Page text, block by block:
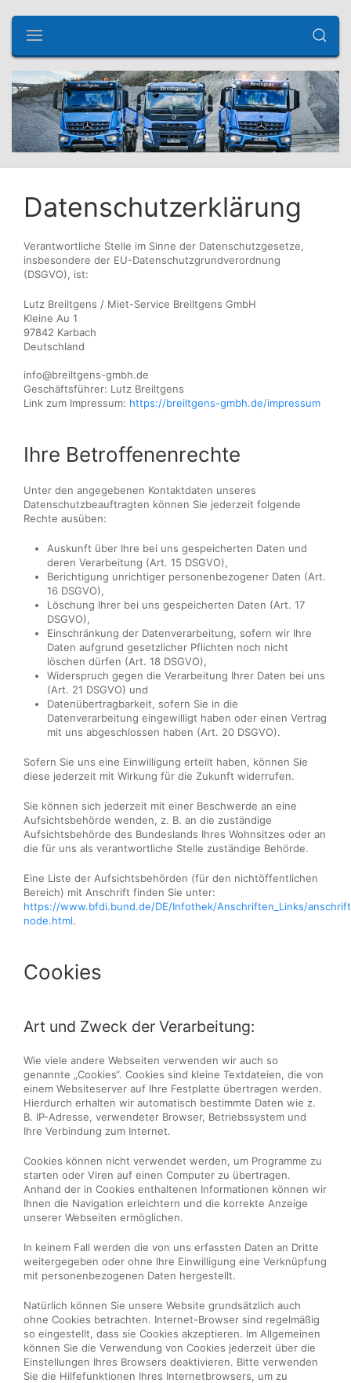
Datenschutzerklärung
Verantwortliche Stelle im Sinne der Datenschutzgesetze,
insbesondere der EU-Datenschutzgrundverordnung
(DSGVO), ist:
Lutz Breiltgens / Miet-Service Breiltgens GmbH
Kleine Au 1
97842 Karbach
Deutschland
info@breiltgens-gmbh.de
Geschäftsführer: Lutz Breiltgens
Link zum Impressum: https://breiltgens-gmbh.de/impressum
Ihre Betroffenenrechte
Unter den angegebenen Kontaktdaten unseres
Datenschutzbeauftragten können Sie jederzeit folgende
Rechte ausüben:
Auskunft über Ihre bei uns gespeicherten Daten und
deren Verarbeitung (Art. 15 DSGVO),
Berichtigung unrichtiger personenbezogener Daten (Art.
16 DSGVO),
Löschung Ihrer bei uns gespeicherten Daten (Art. 17
DSGVO),
Einschränkung der Datenverarbeitung, sofern wir Ihre
Daten aufgrund gesetzlicher Pflichten noch nicht
löschen dürfen (Art. 18 DSGVO),
Widerspruch gegen die Verarbeitung Ihrer Daten bei uns
(Art. 21 DSGVO) und
Datenübertragbarkeit, sofern Sie in die
Datenverarbeitung eingewilligt haben oder einen Vertrag
mit uns abgeschlossen haben (Art. 20 DSGVO).
Sofern Sie uns eine Einwilligung erteilt haben, können Sie
diese jederzeit mit Wirkung für die Zukunft widerrufen.
Sie können sich jederzeit mit einer Beschwerde an eine
Aufsichtsbehörde wenden, z. B. an die zuständige
Aufsichtsbehörde des Bundeslands Ihres Wohnsitzes oder an
die für uns als verantwortliche Stelle zuständige Behörde.
Eine Liste der Aufsichtsbehörden (für den nichtöffentlichen
Bereich) mit Anschrift finden Sie unter:
https://www.bfdi.bund.de/DE/Infothek/Anschriften_Links/
node.html.
Cookies
Art und Zweck der Verarbeitung:
Wie viele andere Webseiten verwenden wir auch so
genannte „Cookies“. Cookies sind kleine Textdateien, die von
einem Websiteserver auf Ihre Festplatte übertragen werden.
Hierdurch erhalten wir automatisch bestimmte Daten wie z.
B. IP-Adresse, verwendeter Browser, Betriebssystem und
Ihre Verbindung zum Internet.
Cookies können nicht verwendet werden, um Programme zu
starten oder Viren auf einen Computer zu übertragen.
Anhand der in Cookies enthaltenen Informationen können wir
Ihnen die Navigation erleichtern und die korrekte Anzeige
unserer Webseiten ermöglichen.
In keinem Fall werden die von uns erfassten Daten an Dritte
weitergegeben oder ohne Ihre Einwilligung eine Verknüpfung
mit personenbezogenen Daten hergestellt.
Natürlich können Sie unsere Website grundsätzlich auch
ohne Cookies betrachten. Internet-Browser sind regelmäßig
so eingestellt, dass sie Cookies akzeptieren. Im Allgemeinen
können Sie die Verwendung von Cookies jederzeit über die
Einstellungen Ihres Browsers deaktivieren. Bitte verwenden
Sie die Hilfefunktionen Ihres Internetbrowsers, um zu